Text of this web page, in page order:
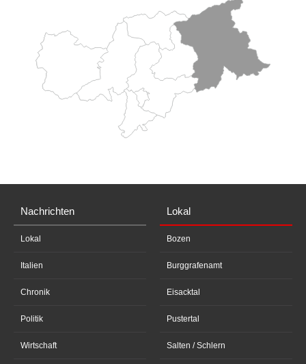
Nachrichten
Lokal
Italien
Chronik
Politik
Wirtschaft
Lokal
Bozen
Burggrafenamt
Eisacktal
Pustertal
Salten / Schlern